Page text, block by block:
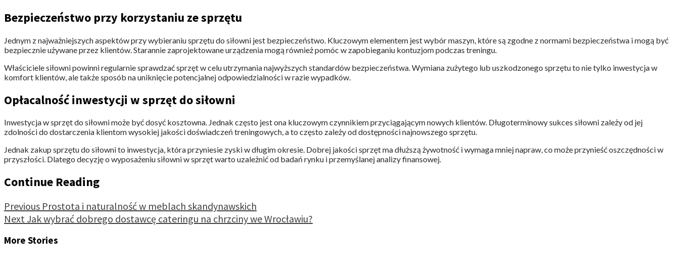
Bezpieczeństwo przy korzystaniu ze sprzętu
Jednym z najważniejszych aspektów przy wybieraniu sprzętu do siłowni jest bezpieczeństwo. Kluczowym elementem jest wybór maszyn, które są zgodne z normami bezpieczeństwa i mogą być
bezpiecznie używane przez klientów. Starannie zaprojektowane urządzenia mogą również pomóc w zapobieganiu kontuzjom podczas treningu.
Właściciele siłowni powinni regularnie sprawdzać sprzęt w celu utrzymania najwyższych standardów bezpieczeństwa. Wymiana zużytego lub uszkodzonego sprzętu to nie tylko inwestycja w
komfort klientów, ale także sposób na uniknięcie potencjalnej odpowiedzialności w razie wypadków.
Opłacalność inwestycji w sprzęt do siłowni
Inwestycja w sprzęt do siłowni może być dosyć kosztowna. Jednak często jest ona kluczowym czynnikiem przyciągającym nowych klientów. Długoterminowy sukces siłowni zależy od jej
zdolności do dostarczenia klientom wysokiej jakości doświadczeń treningowych, a to często zależy od dostępności najnowszego sprzętu.
Jednak zakup sprzętu do siłowni to inwestycja, która przyniesie zyski w długim okresie. Dobrej jakości sprzęt ma dłuższą żywotność i wymaga mniej napraw, co może przynieść oszczędności w
przyszłości. Dlatego decyzję o wyposażeniu siłowni w sprzęt warto uzależnić od badań rynku i przemyślanej analizy finansowej.
Continue Reading
Previous Prostota i naturalność w meblach skandynawskich
NextJak wybrać dobrego dostawcę cateringu na chrzciny we Wrocławiu?
More Stories